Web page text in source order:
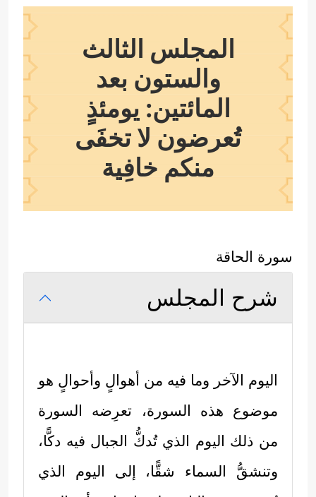
المجلس الثالث
والستون بعد
المائتين: يومئذٍ
تُعرضون لا تخفَى
منكم خافِية
سورة الحاقة
شرح المجلس
اليوم الآخر وما فيه من أهوالٍ وأحوالٍ هو
موضوع هذه السورة، تعرِضه السورة
من ذلك اليوم الذي تُدكُّ الجبال فيه دكًّا،
وتنشقُّ السماء شقًّا، إلى اليوم الذي